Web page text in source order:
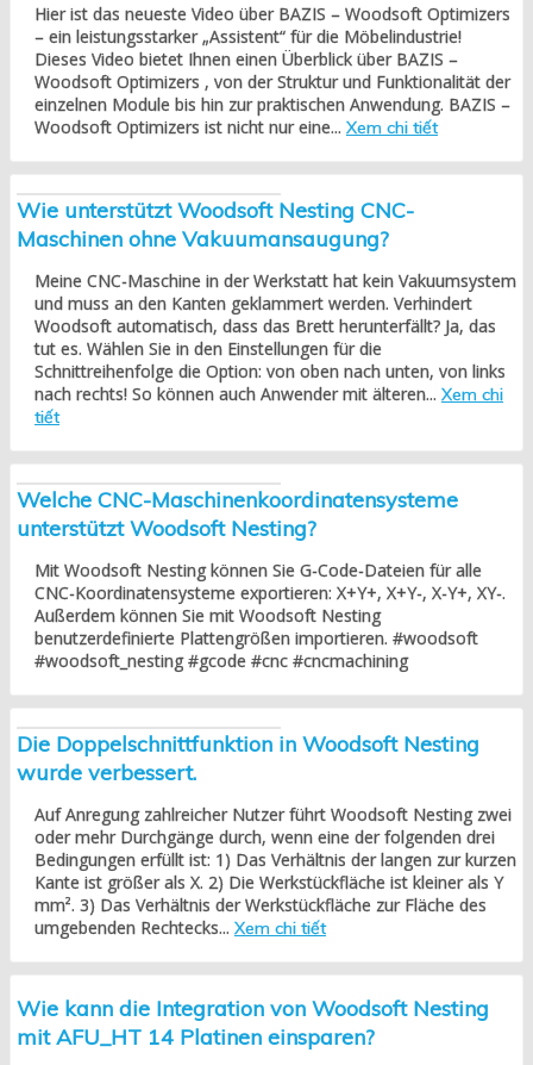
Hier ist das neueste Video über BAZIS – Woodsoft Optimizers
– ein leistungsstarker „Assistent“ für die Möbelindustrie!
Dieses Video bietet Ihnen einen Überblick über BAZIS –
Woodsoft Optimizers , von der Struktur und Funktionalität der
einzelnen Module bis hin zur praktischen Anwendung. BAZIS –
Woodsoft Optimizers ist nicht nur eine... Xem chi tiết
Wie unterstützt Woodsoft Nesting CNC-
Maschinen ohne Vakuumansaugung?
Meine CNC-Maschine in der Werkstatt hat kein Vakuumsystem
und muss an den Kanten geklammert werden. Verhindert
Woodsoft automatisch, dass das Brett herunterfällt? Ja, das
tut es. Wählen Sie in den Einstellungen für die
Schnittreihenfolge die Option: von oben nach unten, von links
nach rechts! So können auch Anwender mit älteren... Xem chi
tiết
Welche CNC-Maschinenkoordinatensysteme
unterstützt Woodsoft Nesting?
Mit Woodsoft Nesting können Sie G-Code-Dateien für alle
CNC-Koordinatensysteme exportieren: X+Y+, X+Y-, X-Y+, XY-.
Außerdem können Sie mit Woodsoft Nesting
benutzerdefinierte Plattengrößen importieren. #woodsoft
#woodsoft_nesting #gcode #cnc #cncmachining
Die Doppelschnittfunktion in Woodsoft Nesting
wurde verbessert.
Auf Anregung zahlreicher Nutzer führt Woodsoft Nesting zwei
oder mehr Durchgänge durch, wenn eine der folgenden drei
Bedingungen erfüllt ist: 1) Das Verhältnis der langen zur kurzen
Kante ist größer als X. 2) Die Werkstückfläche ist kleiner als Y
mm². 3) Das Verhältnis der Werkstückfläche zur Fläche des
umgebenden Rechtecks... Xem chi tiết
Wie kann die Integration von Woodsoft Nesting
mit AFU_HT 14 Platinen einsparen?